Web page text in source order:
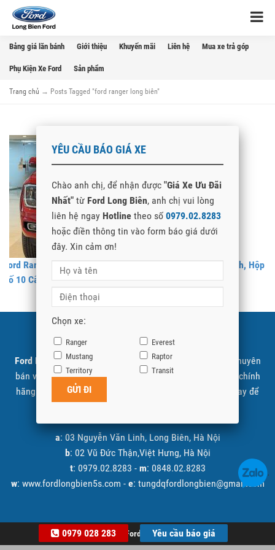
Bảng giá lăn bánh Giới thiệu Khuyến mãi Liên hệ Mua xe trả góp
Phụ Kiện Xe Ford Sản phẩm
Trang chủ → Posts Tagged "ford ranger long biên"
Ford Ranger XLS AT 2026 Mới – Nâng Cấp Màn Hình 12 Inch, Hộp
Số 10 Cấp
SHOWROOM FORD LONG BIÊN
Ford Long Biênlà đại lý cấp 1 ủy quyền Ford Việt Nam chuyên
bán và giới thiệu các sản phẩm xe Ford được nhập khẩu chính
hãng. Quý khách có nhu cầu tìm hiểu vui lòng liên hệ ngay để
a: 03 Nguyễn Văn Linh, Long Biên, Hà Nội
b: 02 Vũ Đức Thận,Việt Hưng, Hà Nội
t: 0979.02.8283 - m: 0848.02.8283
w: www.fordlongbien5s.com - e: tungdqfordlongbien@gmail.com
© 2026 Ford Long Biên
0979 028 283 Yêu cầu báo giá
YÊU CẦU BÁO GIÁ XE
Chào anh chị, để nhận được "Giá Xe Ưu Đãi
Nhất" từ Ford Long Biên, anh chị vui lòng
liên hệ ngay Hotline theo số 0979.02.8283
hoặc điền thông tin vào form báo giá dưới
đây. Xin cảm ơn!
Chọn xe:
Ranger
Everest
Mustang
Raptor
Territory
Transit